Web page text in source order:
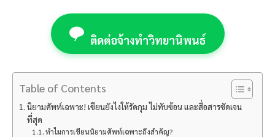
ติดต่อจ้างทำวิทยานิพนธ์
Table of Contents
นิยามศัพท์เฉพาะ! เขียนยังไงให้รัดกุม ไม่ทับซ้อน และสื่อสารชัดเจน
ที่สุด
ทำไมการเขียนนิยามศัพท์เฉพาะถึงสำคัญ?